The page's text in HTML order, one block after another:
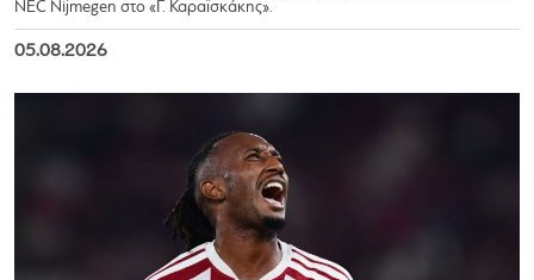
NEC Nijmegen στο «Γ. Καραϊσκάκης».
05.08.2026